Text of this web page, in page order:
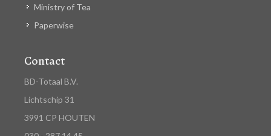
Ministry of Tea
Paperwise
Contact
BD-Totaal B.V.
Lichtschip 31
3991 CP HOUTEN